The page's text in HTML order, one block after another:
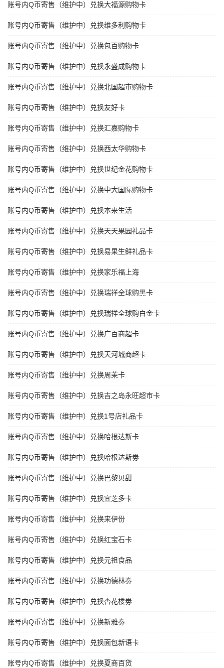
账号内Q币寄售（维护中）兑换大福源购物卡
账号内Q币寄售（维护中）兑换维多利购物卡
账号内Q币寄售（维护中）兑换包百购物卡
账号内Q币寄售（维护中）兑换永盛成购物卡
账号内Q币寄售（维护中）兑换北国超市购物卡
账号内Q币寄售（维护中）兑换友好卡
账号内Q币寄售（维护中）兑换汇嘉购物卡
账号内Q币寄售（维护中）兑换西太华购物卡
账号内Q币寄售（维护中）兑换世纪金花购物卡
账号内Q币寄售（维护中）兑换中大国际购物卡
账号内Q币寄售（维护中）兑换本来生活
账号内Q币寄售（维护中）兑换天天果园礼品卡
账号内Q币寄售（维护中）兑换易果生鲜礼品卡
账号内Q币寄售（维护中）兑换家乐福上海
账号内Q币寄售（维护中）兑换瑞祥全球购黑卡
账号内Q币寄售（维护中）兑换瑞祥全球购白金卡
账号内Q币寄售（维护中）兑换广百商超卡
账号内Q币寄售（维护中）兑换天河城商超卡
账号内Q币寄售（维护中）兑换周茉卡
账号内Q币寄售（维护中）兑换吉之岛永旺超市卡
账号内Q币寄售（维护中）兑换1号店礼品卡
账号内Q币寄售（维护中）兑换哈根达斯卡
账号内Q币寄售（维护中）兑换哈根达斯劵
账号内Q币寄售（维护中）兑换巴黎贝甜
账号内Q币寄售（维护中）兑换宜芝多卡
账号内Q币寄售（维护中）兑换来伊份
账号内Q币寄售（维护中）兑换红宝石卡
账号内Q币寄售（维护中）兑换元祖食品
账号内Q币寄售（维护中）兑换功德林劵
账号内Q币寄售（维护中）兑换杏花楼劵
账号内Q币寄售（维护中）兑换新雅劵
账号内Q币寄售（维护中）兑换面包新语卡
账号内Q币寄售（维护中）兑换夏商百货